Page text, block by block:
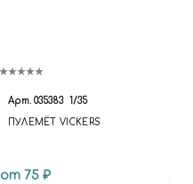
Арт. 035383 1/35
ПУЛЕМЁТ VICKERS
от 75 ₽